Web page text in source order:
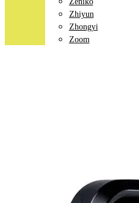
Zhiyun
Zhongyi
Zoom